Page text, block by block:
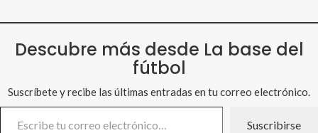
Descubre más desde La base del
fútbol
Suscríbete y recibe las últimas entradas en tu correo electrónico.
Escribe tu correo electrónico…
Suscribirse